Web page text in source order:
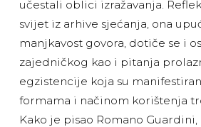
učestali oblici izražavanja.
svijet iz arhive sjećanja, ona
manjkavost govora, dotiče se i
zajedničkog kao i pitanja
egzistencije koja su
formama i načinom korištenja
Kako je pisao Romano